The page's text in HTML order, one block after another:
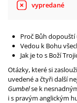
vypredané
Proč Bůh
Vedou k Bohu
Jak je to s Boží
Otázky, které si
uvedené a čtyři další
Gumbelse k
i s pravým anglickým